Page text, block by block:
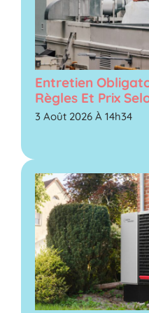
Entretien
Règles Et Prix
3 Août 2026 À 14h34